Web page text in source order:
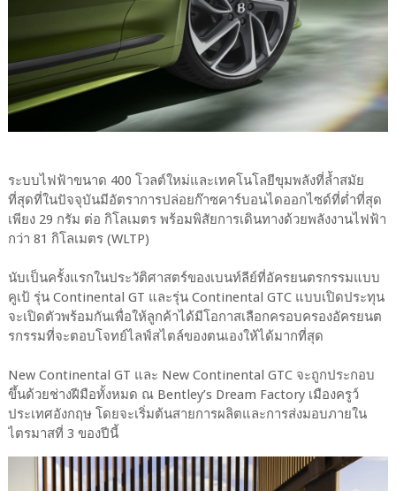
ระบบไฟฟ้าขนาด 400 โวลต์ใหม่และเทคโนโลยีขุมพลังที่ล้ำสมัย
ที่สุดที่ในปัจจุบันมีอัตราการปล่อยก๊าซคาร์บอนไดออกไซด์ที่ต่ำที่สุด
เพียง 29 กรัม ต่อ กิโลเมตร พร้อมพิสัยการเดินทางด้วยพลังงานไฟฟ้า
กว่า 81 กิโลเมตร (WLTP)
นับเป็นครั้งแรกในประวัติศาสตร์ของเบนท์ลีย์ที่อัครยนตรกรรมแบบ
คูเป้ รุ่น Continental GT และรุ่น Continental GTC แบบเปิดประทุน
จะเปิดตัวพร้อมกันเพื่อให้ลูกค้าได้มีโอกาสเลือกครอบครองอัครยนต
รกรรมที่จะตอบโจทย์ไลฟ์สไตล์ของตนเองให้ได้มากที่สุด
New Continental GT และ New Continental GTC จะถูกประกอบ
ขึ้นด้วยช่างฝีมือทั้งหมด ณ Bentley’s Dream Factory เมืองครูว์
ประเทศอังกฤษ โดยจะเริ่มต้นสายการผลิตและการส่งมอบภายใน
ไตรมาสที่ 3 ของปีนี้